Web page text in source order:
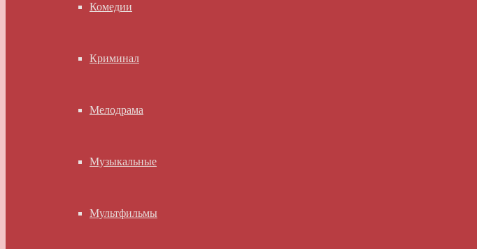
Комедии
Криминал
Мелодрама
Музыкальные
Мультфильмы